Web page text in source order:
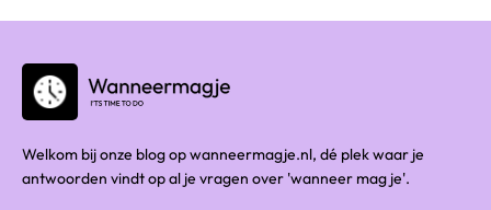
Welkom bij onze blog op wanneermagje.nl, dé plek waar je
antwoorden vindt op al je vragen over 'wanneer mag je'.